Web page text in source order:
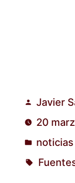
Publicado
por
Javier
20
Publicado
en